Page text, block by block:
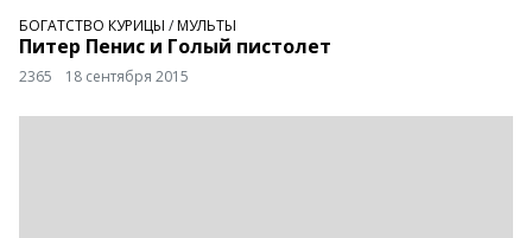
БОГАТСТВО КУРИЦЫ /МУЛЬТЫ
Питер Пенис и Голый пистолет
2365 18 сентября 2015